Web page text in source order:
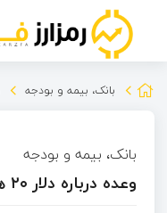
بانک، بیمه و بودجه
بانک، بیمه و بودجه
وعده درباره دلار ۲۰ هزار تومانی! + فیلم